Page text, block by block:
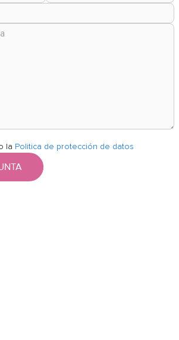
la Politica de protección de datos